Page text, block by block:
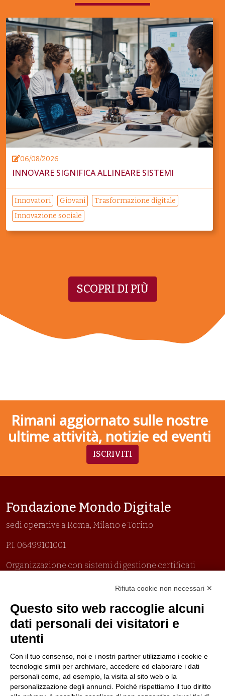
06/08/2026
INNOVARE SIGNIFICA ALLINEARE SISTEMI
Innovatori Giovani
Trasformazione digitale
Innovazione sociale
SCOPRI DI PIÙ
Rimani aggiornato sulle nostre
ultime attività, notizie ed eventi
ISCRIVITI
Fondazione Mondo Digitale
sedi operative a Roma, Milano e Torino
P.I. 06499101001
Organizzazione con sistemi di gestione certificati
Politica antibullismo
Piè di pagina
Contatti Seguici su
Rifiuta cookie non necessari ✕
Questo sito web raccoglie alcuni
dati personali dei visitatori e
utenti
Con il tuo consenso, noi e i nostri partner utilizziamo i cookie e
tecnologie simili per archiviare, accedere ed elaborare i dati
personali come, ad esempio, la visita al sito web o la
personalizzazione degli annunci. Poiché rispettiamo il tuo diritto